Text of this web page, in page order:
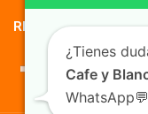
REDES SOCIALES
¿Tienes
Cafe y